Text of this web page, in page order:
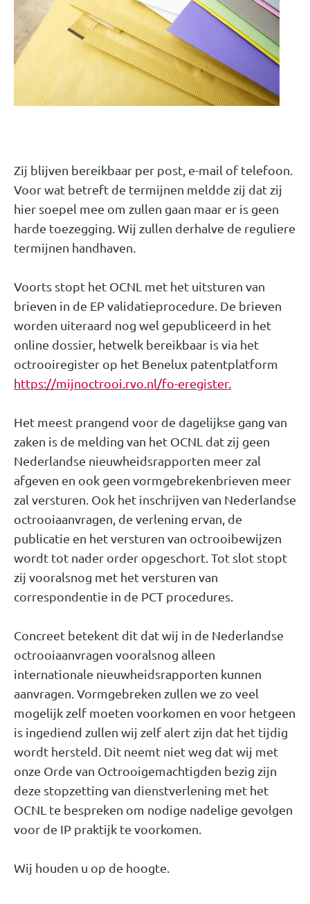
Zij blijven bereikbaar per post, e-mail of telefoon.
Voor wat betreft de termijnen meldde zij dat zij
hier soepel mee om zullen gaan maar er is geen
harde toezegging. Wij zullen derhalve de reguliere
termijnen handhaven.
Voorts stopt het OCNL met het uitsturen van
brieven in de EP validatieprocedure. De brieven
worden uiteraard nog wel gepubliceerd in het
online dossier, hetwelk bereikbaar is via het
octrooiregister op het Benelux patentplatform
https://mijnoctrooi.rvo.nl/fo-eregister.
Het meest prangend voor de dagelijkse gang van
zaken is de melding van het OCNL dat zij geen
Nederlandse nieuwheidsrapporten meer zal
afgeven en ook geen vormgebrekenbrieven meer
zal versturen. Ook het inschrijven van Nederlandse
octrooiaanvragen, de verlening ervan, de
publicatie en het versturen van octrooibewijzen
wordt tot nader order opgeschort. Tot slot stopt
zij vooralsnog met het versturen van
correspondentie in de PCT procedures.
Concreet betekent dit dat wij in de Nederlandse
octrooiaanvragen vooralsnog alleen
internationale nieuwheidsrapporten kunnen
aanvragen. Vormgebreken zullen we zo veel
mogelijk zelf moeten voorkomen en voor hetgeen
is ingediend zullen wij zelf alert zijn dat het tijdig
wordt hersteld. Dit neemt niet weg dat wij met
onze Orde van Octrooigemachtigden bezig zijn
deze stopzetting van dienstverlening met het
OCNL te bespreken om nodige nadelige gevolgen
voor de IP praktijk te voorkomen.
Wij houden u op de hoogte.